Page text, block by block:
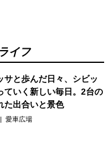
イフ
サと歩んだ日々、シビッ
ていく新しい毎日。2台の
た出合いと景色
愛車広場